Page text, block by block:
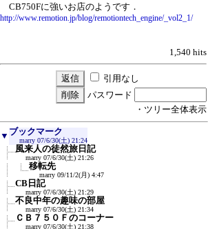
CB750Fに強いお店のようです．
http://www.remotion.jp/blog/remotiontech_engine/_vol2_1/
1,540 hits
引用なし
パスワード
・ツリー全体表示
▼ ブックマーク
marry 07/6/30(土) 21:24
風来人の徒然旅日記
marry 07/6/30(土) 21:26
移転先
marry 09/11/2(月) 4:47
CB日記
marry 07/6/30(土) 21:29
不良中年の趣味の部屋
marry 07/6/30(土) 21:34
ＣＢ７５０Ｆのコーナー
marry 07/6/30(土) 21:38